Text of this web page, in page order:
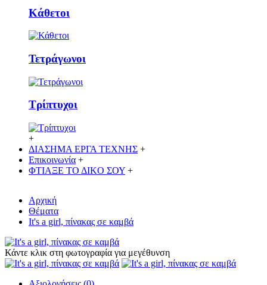
Κάθετoι
Τετράγωνοι
Τρίπτυχοι
+
ΔΙΑΣΗΜΑ ΕΡΓΑ ΤΕΧΝΗΣ +
Επικοινωνία +
ΦΤΙΑΞΕ ΤΟ ΔΙΚO ΣΟΥ +
Αρχική
Θέματα
It's a girl, πίνακας σε καμβά
Κάντε κλικ στη φωτογραφία για μεγέθυνση